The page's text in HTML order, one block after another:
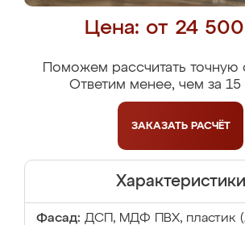
Цена: от 24
Поможем рассчитать точную
Ответим менее, чем за 15
ЗАКАЗАТЬ РАСЧЁТ
Характеристики
Фасад: ДСП, МДФ ПВХ, пластик